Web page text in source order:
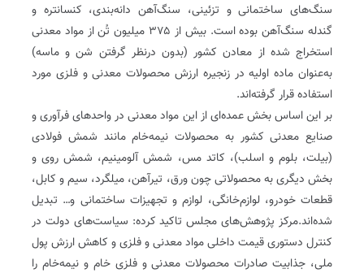
سنگ‌های ساختمانی و تزئینی، سنگ‌آهن دانه‌بندی، کنسانتره و
گندله سنگ‌آهن بوده است. بیش از ۳۷۵ میلیون تُن از مواد معدنی
استخراج شده از معادن کشور (بدون درنظر گرفتن شن و ماسه)
به‌عنوان ماده اولیه در زنجیره ارزش محصولات معدنی و فلزی مورد
استفاده قرار گرفته‌اند.
بر این اساس بخش عمده‌ای از این مواد معدنی در واحدهای فرآوری و
صنایع معدنی کشور به محصولات نیمه‌خام مانند شمش فولادی
(بیلت، بلوم و اسلب)، کاتد مس، شمش آلومینیم، شمش روی و
بخش دیگری به محصولاتی چون ورق، تیرآهن، میلگرد، سیم و کابل،
قطعات خودرو، لوازم‌خانگی، لوازم و تجهیزات ساختمانی و… تبدیل
شده‌اند.مرکز پژوهش‌های مجلس تاکید کرده: سیاست‌های دولت در
کنترل دستوری قیمت داخلی مواد معدنی و فلزی و کاهش ارزش پول
ملی، جذابیت صادرات محصولات معدنی و فلزی خام و نیمه‌خام را